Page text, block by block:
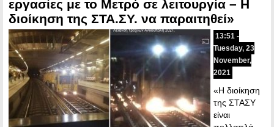
εργασίες με το Μετρό σε λειτουργία – Η
διοίκηση της ΣΤΑ.ΣΥ. να παραιτηθεί»
13:51 -
Tuesday, 23
November,
2021
«Η διοίκηση
της ΣΤΑΣΥ
είναι